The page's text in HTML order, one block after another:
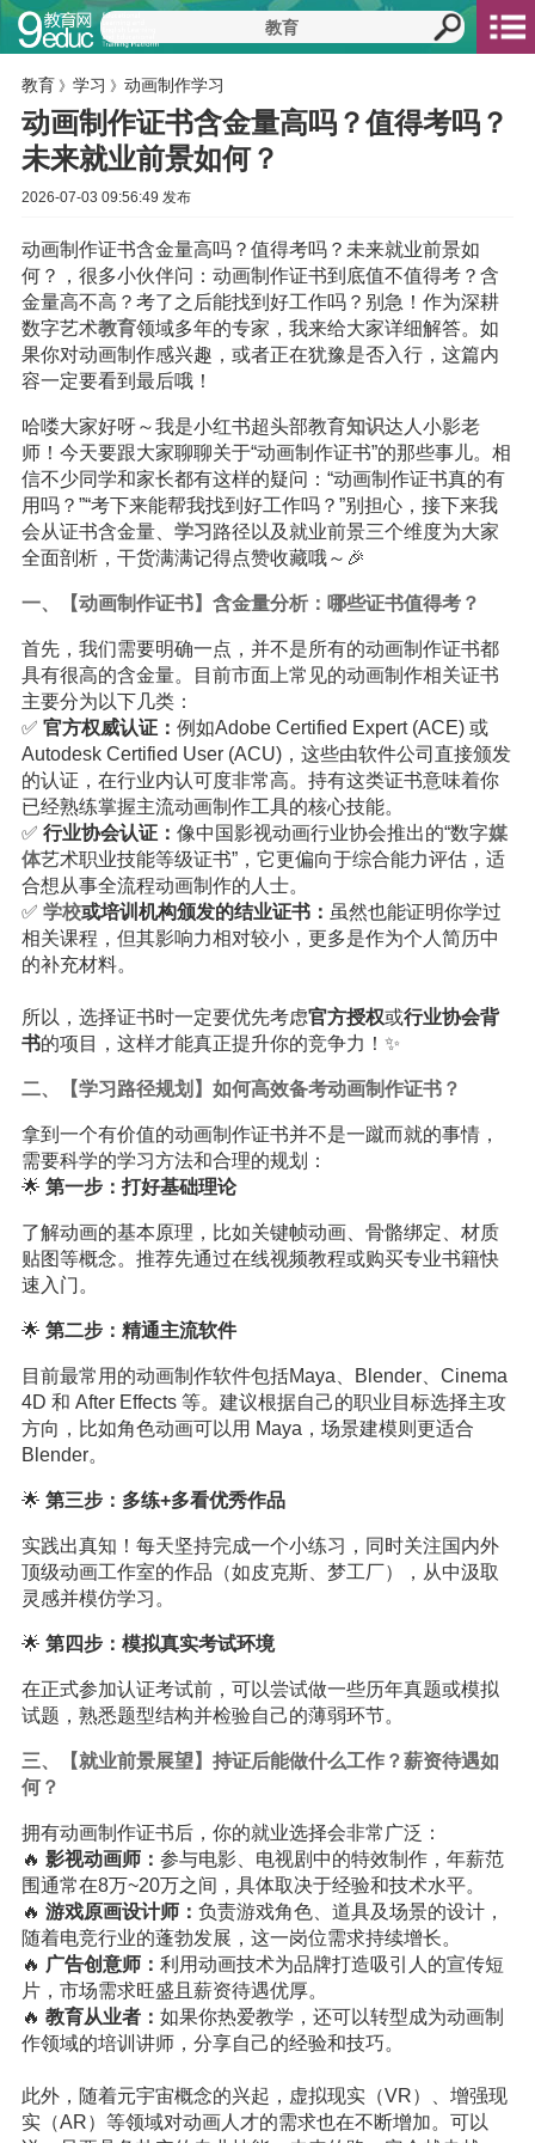
教育 》 学习 》 动画制作学习
动画制作证书含金量高吗？值得考吗？
未来就业前景如何？
2026-07-03 09:56:49 发布
动画制作证书含金量高吗？值得考吗？未来就业前景如
何？，很多小伙伴问：动画制作证书到底值不值得考？含
金量高不高？考了之后能找到好工作吗？别急！作为深耕
数字艺术教育领域多年的专家，我来给大家详细解答。如
果你对动画制作感兴趣，或者正在犹豫是否入行，这篇内
容一定要看到最后哦！
哈喽大家好呀～我是小红书超头部教育知识达人小影老
师！今天要跟大家聊聊关于“动画制作证书”的那些事儿。相
信不少同学和家长都有这样的疑问：“动画制作证书真的有
用吗？”“考下来能帮我找到好工作吗？”别担心，接下来我
会从证书含金量、 学习 路径以及就业前景三个维度为大家
全面剖析，干货满满记得点赞收藏哦～🎉
一、【动画制作证书】含金量分析：哪些证书值得考？
首先，我们需要明确一点，并不是所有的动画制作证书都
具有很高的含金量。目前市面上常见的动画制作相关证书
主要分为以下几类：
✅ 官方权威认证： 例如Adobe Certified Expert (ACE) 或
Autodesk Certified User (ACU)，这些由软件公司直接颁发
的认证，在行业内认可度非常高。持有这类证书意味着你
已经熟练掌握主流动画制作工具的核心技能。
✅ 行业协会认证： 像中国影视动画行业协会推出的“数字媒
体艺术职业技能等级证书”，它更偏向于综合能力评估，适
合想从事全流程动画制作的人士。
✅ 学校或培训机构颁发的结业证书： 虽然也能证明你学过
相关课程，但其影响力相对较小，更多是作为个人简历中
的补充材料。
所以，选择证书时一定要优先考虑官方授权或行业协会背
书的项目，这样才能真正提升你的竞争力！✨
二、【学习路径规划】如何高效备考动画制作证书？
拿到一个有价值的动画制作证书并不是一蹴而就的事情，
需要科学的学习方法和合理的规划：
🌟 第一步：打好基础理论
了解动画的基本原理，比如关键帧动画、骨骼绑定、材质
贴图等概念。推荐先通过在线视频教程或购买专业书籍快
速入门。
🌟 第二步：精通主流软件
目前最常用的动画制作软件包括Maya、Blender、Cinema
4D 和 After Effects 等。建议根据自己的职业目标选择主攻
方向，比如角色动画可以用 Maya，场景建模则更适合
Blender。
🌟 第三步：多练+多看优秀作品
实践出真知！每天坚持完成一个小练习，同时关注国内外
顶级动画工作室的作品（如皮克斯、梦工厂），从中汲取
灵感并模仿学习。
🌟 第四步：模拟真实考试环境
在正式参加认证考试前，可以尝试做一些历年真题或模拟
试题，熟悉题型结构并检验自己的薄弱环节。
三、【就业前景展望】持证后能做什么工作？薪资待遇如
何？
拥有动画制作证书后，你的就业选择会非常广泛：
🔥 影视动画师： 参与电影、电视剧中的特效制作，年薪范
围通常在8万~20万之间，具体取决于经验和技术水平。
🔥 游戏原画设计师： 负责游戏角色、道具及场景的设计，
随着电竞行业的蓬勃发展，这一岗位需求持续增长。
🔥 广告创意师： 利用动画技术为品牌打造吸引人的宣传短
片，市场需求旺盛且薪资待遇优厚。
🔥 教育从业者： 如果你热爱教学，还可以转型成为动画制
作领域的培训讲师，分享自己的经验和技巧。
此外，随着元宇宙概念的兴起，虚拟现实（VR）、增强现
实（AR）等领域对动画人才的需求也在不断增加。可以